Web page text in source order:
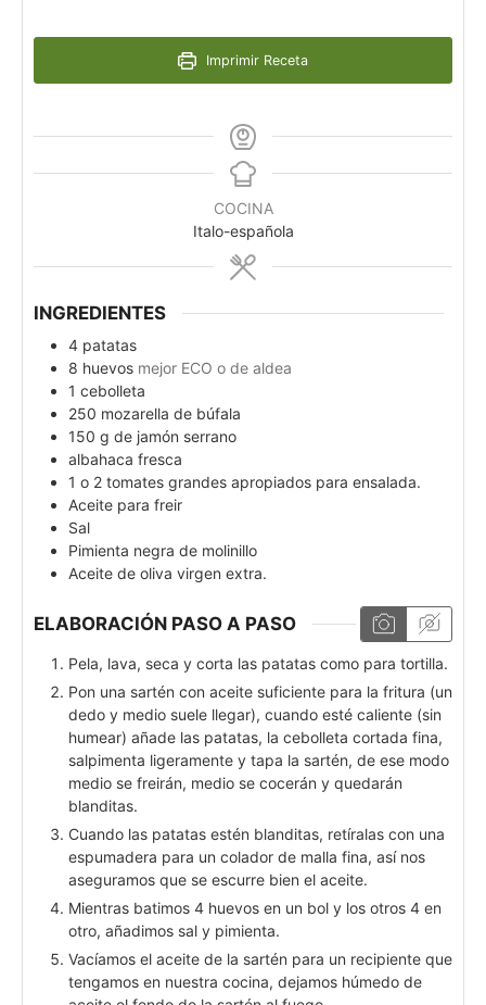
Imprimir Receta
COCINA
Italo-española
INGREDIENTES
4 patatas
8 huevos mejor ECO o de aldea
1 cebolleta
250 mozarella de búfala
150 g de jamón serrano
albahaca fresca
1 o 2 tomates grandes apropiados para ensalada.
Aceite para freir
Sal
Pimienta negra de molinillo
Aceite de oliva virgen extra.
ELABORACIÓN PASO A PASO
Pela, lava, seca y corta las patatas como para tortilla.
Pon una sartén con aceite suficiente para la fritura (un
dedo y medio suele llegar), cuando esté caliente (sin
humear) añade las patatas, la cebolleta cortada fina,
salpimenta ligeramente y tapa la sartén, de ese modo
medio se freirán, medio se cocerán y quedarán
blanditas.
Cuando las patatas estén blanditas, retíralas con una
espumadera para un colador de malla fina, así nos
aseguramos que se escurre bien el aceite.
Mientras batimos 4 huevos en un bol y los otros 4 en
otro, añadimos sal y pimienta.
Vacíamos el aceite de la sartén para un recipiente que
tengamos en nuestra cocina, dejamos húmedo de